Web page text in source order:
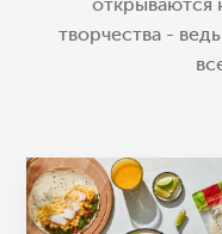
открываются
творчества -